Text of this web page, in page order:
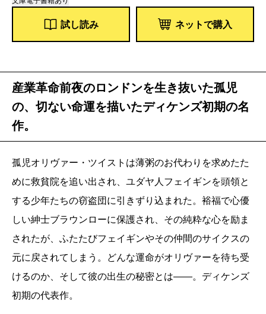
試し読み ネットで購入
産業革命前夜のロンドンを生き抜いた孤児
の、切ない命運を描いたディケンズ初期の名
作。
孤児オリヴァー・ツイストは薄粥のお代わりを求めたた
めに救貧院を追い出され、ユダヤ人フェイギンを頭領と
する少年たちの窃盗団に引きずり込まれた。裕福で心優
しい紳士ブラウンローに保護され、その純粋な心を励ま
されたが、ふたたびフェイギンやその仲間のサイクスの
元に戻されてしまう。どんな運命がオリヴァーを待ち受
けるのか、そして彼の出生の秘密とは――。ディケンズ
初期の代表作。